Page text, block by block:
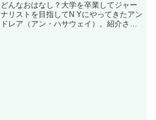
どんなおはなし？大学を卒業してジャー
ナリストを目指してN Yにやってきたアン
ドレア（アン・ハサウェイ）。紹介され